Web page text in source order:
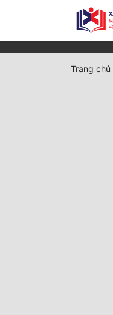
Trang chủ